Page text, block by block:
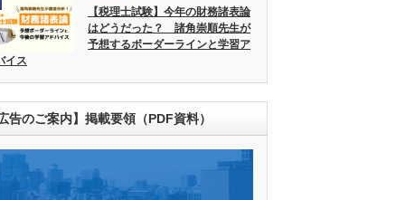
【税理士試験】今年の財務諸表論
はどうだった？ 諸角崇順先生が
予想するボーダーラインと学習ア
イス
広告のご案内】掲載要領（PDF資料）